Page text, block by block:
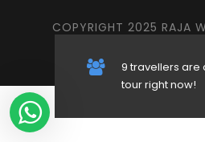
9 travellers are
tour right now!
COPYRIGHT 2025 RAJA